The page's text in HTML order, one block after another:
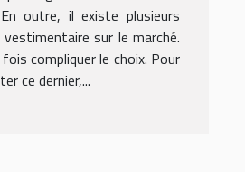
outre, il existe plusieurs
sur le marché.
compliquer le choix. Pour
ce dernier,...